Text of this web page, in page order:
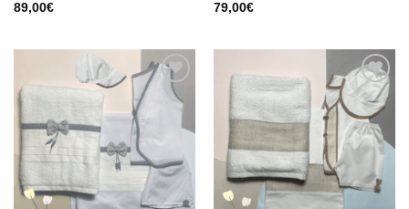
89,00€
79,00€
Πρόσθήκη
στην λίστα
επιθυμιών
Πρόσθήκη
στην λίστα
επιθυμιών